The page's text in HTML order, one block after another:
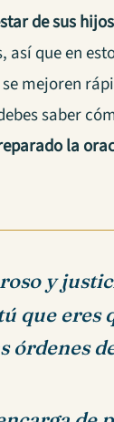
de sus hijos
que en
mejoren
saber
la
y
que eres
órdenes